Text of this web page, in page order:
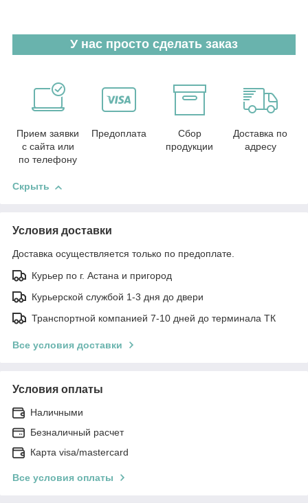
У нас просто сделать заказ
Прием заявки
с сайта или
по телефону
Предоплата
Сбор
продукции
Доставка по
адресу
Скрыть
Условия доставки
Доставка осуществляется только по предоплате.
Курьер по г. Астана и пригород
Курьерской службой 1-3 дня до двери
Транспортной компанией 7-10 дней до терминала ТК
Все условия доставки
Условия оплаты
Наличными
Безналичный расчет
Карта visa/mastercard
Все условия оплаты